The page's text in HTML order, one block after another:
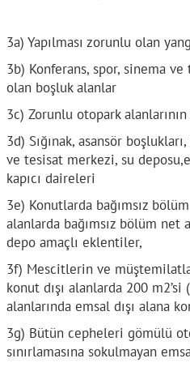
3a) Yapılması zorunlu olan
3b) Konferans, spor, sinema
olan boşluk alanlar
3c) Zorunlu otopark alanlarının
3d) Sığınak, asansör boşlukları,
ve tesisat merkezi, su
kapıcı daireleri
3e) Konutlarda bağımsız
alanlarda bağımsız bölüm net
depo amaçlı eklentiler,
3f) Mescitlerin ve
konut dışı alanlarda 200
alanlarında emsal dışı alana
3g) Bütün cepheleri gömülü
sınırlamasına sokulmayan